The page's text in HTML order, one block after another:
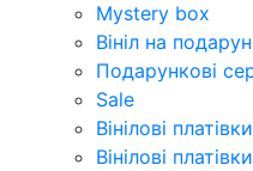
Mystery box
Вініл на
Подарункові
Sale
Вінілові
Вінілові